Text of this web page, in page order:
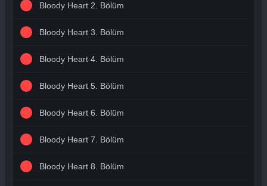
Bloody Heart 2. Bölüm
Bloody Heart 3. Bölüm
Bloody Heart 4. Bölüm
Bloody Heart 5. Bölüm
Bloody Heart 6. Bölüm
Bloody Heart 7. Bölüm
Bloody Heart 8. Bölüm